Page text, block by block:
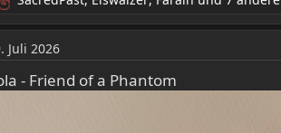
Juli 2026
- Friend of a Phantom